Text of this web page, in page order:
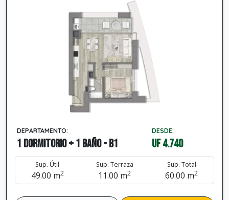
DEPARTAMENTO:
1 dormitorio + 1 baño - B1
DESDE:
UF 4.740
Sup. Útil
49.00 m2
Sup. Terraza
11.00 m2
Sup. Total
60.00 m2